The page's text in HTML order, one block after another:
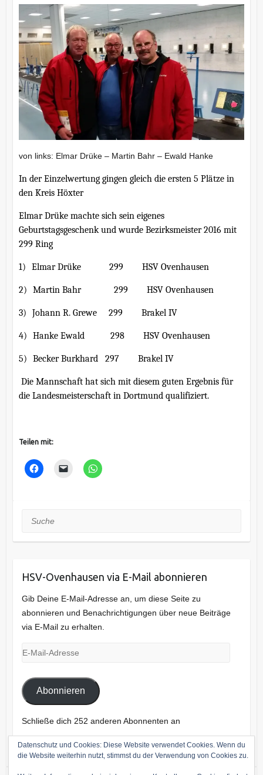
von links: Elmar Drüke – Martin Bahr – Ewald Hanke
In der Einzelwertung gingen gleich die ersten 5 Plätze in
den Kreis Höxter
Elmar Drüke machte sich sein eigenes
Geburtstagsgeschenk und wurde Bezirksmeister 2016 mit
299 Ring
1) Elmar Drüke 299 HSV Ovenhausen
2) Martin Bahr 299 HSV Ovenhausen
3) Johann R. Grewe 299 Brakel IV
4) Hanke Ewald 298 HSV Ovenhausen
5) Becker Burkhard 297 Brakel IV
Die Mannschaft hat sich mit diesem guten Ergebnis für
die Landesmeisterschaft in Dortmund qualifiziert.
Teilen mit:
Suche
HSV-Ovenhausen via E-Mail abonnieren
Gib Deine E-Mail-Adresse an, um diese Seite zu
abonnieren und Benachrichtigungen über neue Beiträge
via E-Mail zu erhalten.
E-
Adresse
Abonnieren
Schließe dich 252 anderen Abonnenten an
Datenschutz und Cookies: Diese Website verwendet Cookies. Wenn du
die Website weiterhin nutzt, stimmst du der Verwendung von Cookies zu.